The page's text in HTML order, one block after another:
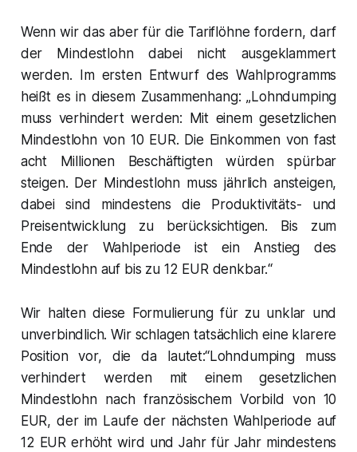
Wenn wir das aber für die Tariflöhne fordern, darf
der Mindestlohn dabei nicht ausgeklammert
werden. Im ersten Entwurf des Wahlprogramms
heißt es in diesem Zusammenhang: „Lohndumping
muss verhindert werden: Mit einem gesetzlichen
Mindestlohn von 10 EUR. Die Einkommen von fast
acht Millionen Beschäftigten würden spürbar
steigen. Der Mindestlohn muss jährlich ansteigen,
dabei sind mindestens die Produktivitäts- und
Preisentwicklung zu berücksichtigen. Bis zum
Ende der Wahlperiode ist ein Anstieg des
Mindestlohn auf bis zu 12 EUR denkbar.“
Wir halten diese Formulierung für zu unklar und
unverbindlich. Wir schlagen tatsächlich eine klarere
Position vor, die da lautet:“Lohndumping muss
verhindert werden mit einem gesetzlichen
Mindestlohn nach französischem Vorbild von 10
EUR, der im Laufe der nächsten Wahlperiode auf
12 EUR erhöht wird und Jahr für Jahr mindestens